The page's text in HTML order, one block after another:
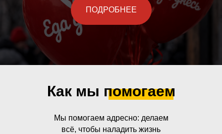
ПОДРОБНЕЕ
Как мы помогаем
Мы помогаем адресно: делаем
всё, чтобы наладить жизнь